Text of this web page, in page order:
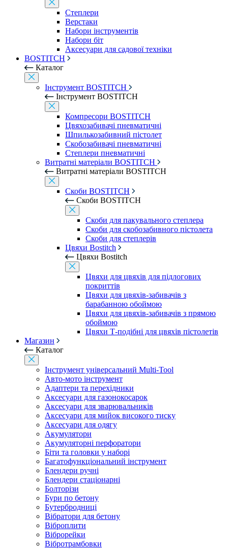
Степлери
Верстаки
Набори інструментів
Набори біт
Аксесуари для садової техніки
BOSTITCH
Каталог
Інструмент BOSTITCH
Інструмент BOSTITCH
Компресори BOSTITCH
Цвяхозабивачі пневматичні
Шпилькозабивний пістолет
Скобозабивачі пневматичні
Степлери пневматичні
Витратні матеріали BOSTITCH
Витратні матеріали BOSTITCH
Скоби BOSTITCH
Скоби BOSTITCH
Скоби для пакувального степлера
Скоби для скобозабивного пістолета
Скоби для степлерів
Цвяхи Bostitch
Цвяхи Bostitch
Цвяхи для цвяхів для підлогових
покриттів
Цвяхи для цвяхів-забивачів з
барабанною обоймою
Цвяхи для цвяхів-забивачів з прямою
обоймою
Цвяхи Т-подібні для цвяхів пістолетів
Магазин
Каталог
Інструмент універсальний Multi-Tool
Авто-мото інструмент
Адаптери та перехідники
Аксесуари для газонокосарок
Аксесуари для зварювальників
Аксесуари для мийок високого тиску
Аксесуари для одягу
Акумулятори
Акумуляторні перфоратори
Біти та головки у наборі
Багатофункціональний інструмент
Блендери ручні
Блендери стаціонарні
Болторізи
Бури по бетону
Бутербродниці
Вібратори для бетону
Віброплити
Віброрейки
Вібротрамбовки